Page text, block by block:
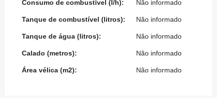
Consumo de combustível (l/h): Não informado
Tanque de combustível (litros): Não informado
Tanque de água (litros): Não informado
Calado (metros): Não informado
Área vélica (m2): Não informado